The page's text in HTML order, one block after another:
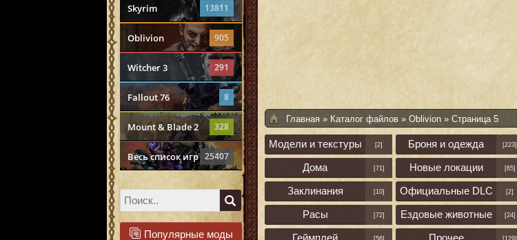
Skyrim 13811
Oblivion 905
Witcher 3 291
Fallout 76 8
Mount & Blade 2 328
Весь список игр 25407
Популярные моды
Главная » Каталог файлов » Oblivion » Страница 5
Модели и текстуры [2] Броня и одежда [223]
Дома [71] Новые локации [65]
Заклинания [10] Официальные DLC [2]
Расы [72] Ездовые животные [24]
Геймплей [56] Прочее [129]